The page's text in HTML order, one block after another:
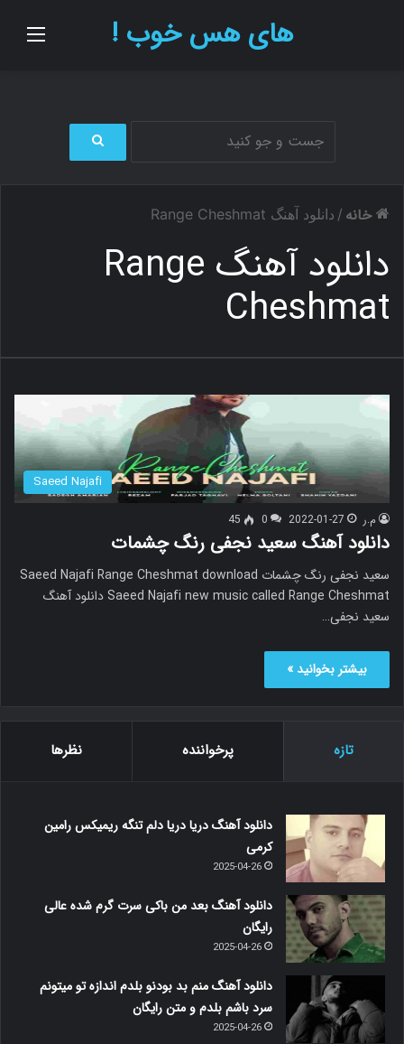
های هس خوب !
ج
خانه / دانلود آهنگ Range Cheshmat
دانلود آهنگ Range
Cheshmat
Saeed Najafi
م.ر 2022-01-27
0
45
دانلود آهنگ سعید نجفی رنگ چشمات
سعید نجفی رنگ چشمات Saeed Najafi Range Cheshmat download
Saeed Najafi new music called Range Cheshmat دانلود آهنگ
سعید نجفی…
بیشتر بخوانید »
تازه پرخواننده نظرها
دانلود آهنگ دریا دریا دلم تنگه ریمیکس رامین
کرمی
2025-04-26
دانلود آهنگ بعد من باکی سرت گرم شده عالی
رایگان
2025-04-26
دانلود آهنگ منم بد بودنو بلدم اندازه تو میتونم
سرد باشم بلدم و متن رایگان
2025-04-26